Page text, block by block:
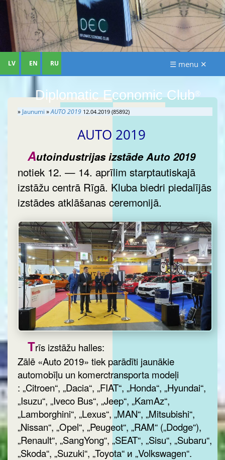
Diplomatic Economic Club®
LV EN RU ☰ menu ✕
» Jaunumi »AUTO 2019 12.04.2019 (85892)
AUTO 2019
Autoindustrijas izstādeAuto 2019
notiek 12. — 14. aprīlim starptautiskajā
izstāžu centrā Rīgā. Kluba biedri piedalījās
izstādes atklāšanas ceremonijā.
Trīs izstāžu halles:
Zālē «Auto 2019» tiek parādīti jaunākie
automobīļu un komerctransporta modeļi
: „Citroen“, „Dacia“, „FIAT“, „Honda“, „Hyundai“,
„Isuzu“, „Iveco Bus“, „Jeep“, „KamAz“,
„Lamborghini“, „Lexus“, „MAN“, „Mitsubishi“,
„Nissan“, „Opel“, „Peugeot“, „RAM“ („Dodge“),
„Renault“, „SangYong“, „SEAT“, „Sisu“, „Subaru“,
„Skoda“, „Suzuki“, „Toyota“ и „Volkswagen“.